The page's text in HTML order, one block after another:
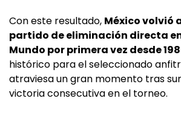
Con este resultado, México volvió
partido de eliminación directa
Mundo por primera vez desde
histórico para el seleccionado
atraviesa un gran momento tras
victoria consecutiva en el torneo.